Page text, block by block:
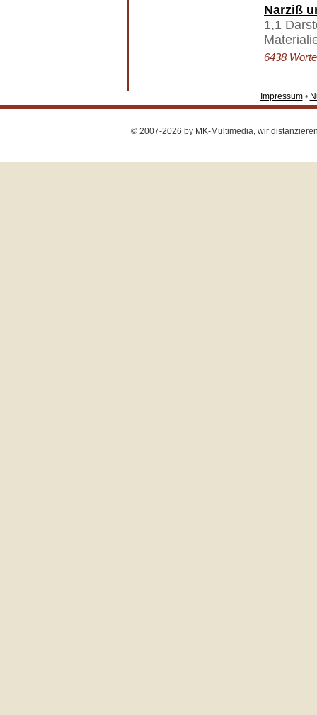
Narziß
1,1
6438
Impressum•
© 2007-2026 by MK-Multimedia, wir